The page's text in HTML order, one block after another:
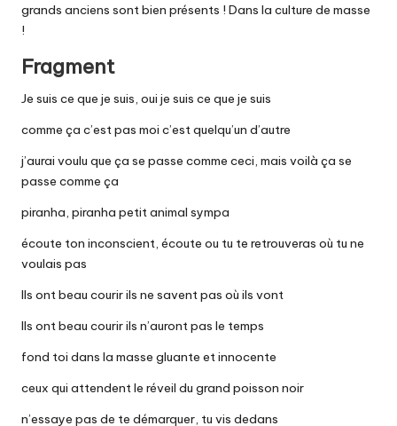
grands anciens sont bien présents ! Dans la culture de masse
!
Fragment
Je suis ce que je suis, oui je suis ce que je suis
comme ça c’est pas moi c’est quelqu’un d’autre
j’aurai voulu que ça se passe comme ceci, mais voilà ça se
passe comme ça
piranha, piranha petit animal sympa
écoute ton inconscient, écoute ou tu te retrouveras où tu ne
voulais pas
Ils ont beau courir ils ne savent pas où ils vont
Ils ont beau courir ils n’auront pas le temps
fond toi dans la masse gluante et innocente
ceux qui attendent le réveil du grand poisson noir
n’essaye pas de te démarquer, tu vis dedans